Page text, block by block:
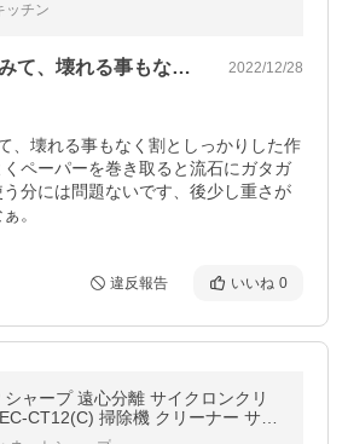
ッチン
約1か月使用してみて、壊れる事もなく割… 2022/12/28
、壊れる事もなく割としっかりした作
ペーパーを巻き取ると流石にガタガ
分には問題ないです、後少し重さが
。
違反報告 いいね 0
シャープ 遠心分離 サイクロンクリ
CT12(C) 掃除機 クリーナー サイ
ct12